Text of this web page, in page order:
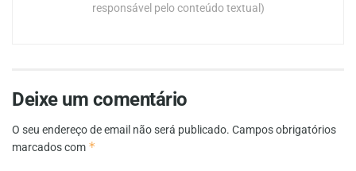
responsável pelo conteúdo textual)
Deixe um comentário
O seu endereço de email não será publicado. Campos obrigatórios
marcados com *